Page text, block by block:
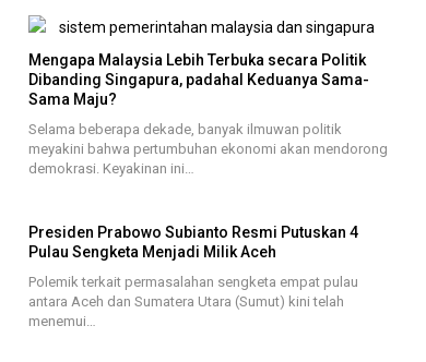
Mengapa Malaysia Lebih Terbuka secara Politik
Dibanding Singapura, padahal Keduanya Sama-
Sama Maju?
Selama beberapa dekade, banyak ilmuwan politik
meyakini bahwa pertumbuhan ekonomi akan mendorong
demokrasi. Keyakinan ini…
Presiden Prabowo Subianto Resmi Putuskan 4
Pulau Sengketa Menjadi Milik Aceh
Polemik terkait permasalahan sengketa empat pulau
antara Aceh dan Sumatera Utara (Sumut) kini telah
menemui…